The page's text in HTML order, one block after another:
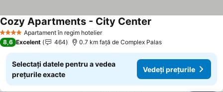
4 Stele Apartament în regim hotelier
Cozy Apartments - City Center
8,6 Excelent 464 0.7 km faţă de Complex Palas
Selectați datele pentru a vedea
prețurile exacte
Vedeți prețurile